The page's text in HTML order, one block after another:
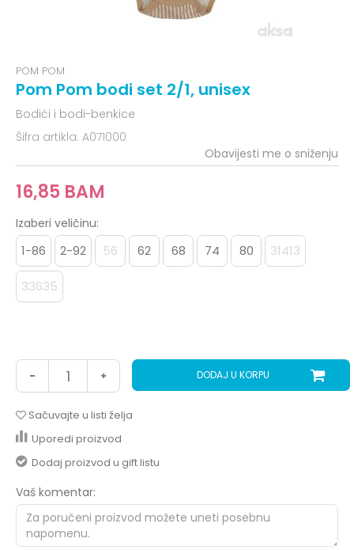
POM POM
Pom Pom bodi set 2/1, unisex
Bodići i bodi-benkice
Šifra artikla: A071000
16,85 BAM
Obavijesti me o sniženju
Izaberi veličinu:
1-86 2-92 56 62 68 74 80 31413
33635
DODAJ U KORPU
Sačuvajte u listi želja
Uporedi proizvod
Dodaj proizvod u gift listu
Vaš komentar: